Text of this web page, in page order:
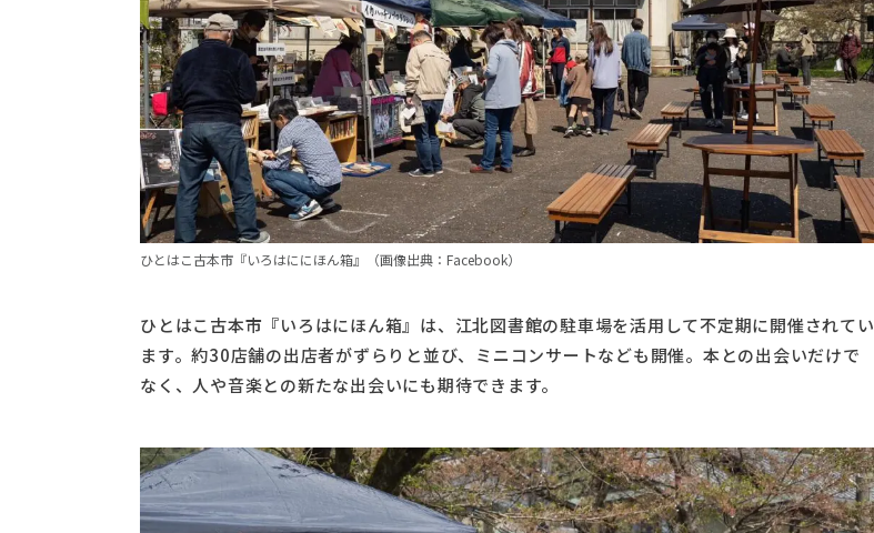
ひとはこ古本市『いろはににほん箱』（画像出典：Facebook）
ひとはこ古本市『いろはにほん箱』は、江北図書館の駐車場を活用して不定期に開催されてい
ます。約30店舗の出店者がずらりと並び、ミニコンサートなども開催。本との出会いだけで
なく、人や音楽との新たな出会いにも期待できます。